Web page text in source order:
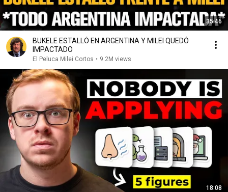
35:46
BUKELE ESTALLÓ EN ARGENTINA Y MILEI QUEDÓ
IMPACTADO
El Peluca Milei Cortos • 9.2M views
18:08